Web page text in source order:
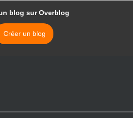
blog sur Overblog
Créer un blog